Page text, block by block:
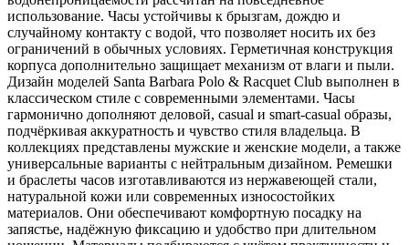
использование. Часы устойчивы к брызгам, дождю и
случайному контакту с водой, что позволяет носить их без
ограничений в обычных условиях. Герметичная конструкция
корпуса дополнительно защищает механизм от влаги и пыли.
Дизайн моделей Santa Barbara Polo & Racquet Club выполнен в
классическом стиле с современными элементами. Часы
гармонично дополняют деловой, casual и smart-casual образы,
подчёркивая аккуратность и чувство стиля владельца. В
коллекциях представлены мужские и женские модели, а также
универсальные варианты с нейтральным дизайном. Ремешки
и браслеты часов изготавливаются из нержавеющей стали,
натуральной кожи или современных износостойких
материалов. Они обеспечивают комфортную посадку на
запястье, надёжную фиксацию и удобство при длительном